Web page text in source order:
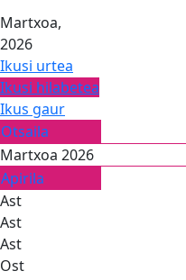
Martxoa,
2026
Ikusi urtea
Ikusi hilabetea
Ikus gaur
Otsaila
Martxoa 2026
Apirila
Ast
Ast
Ast
Ost